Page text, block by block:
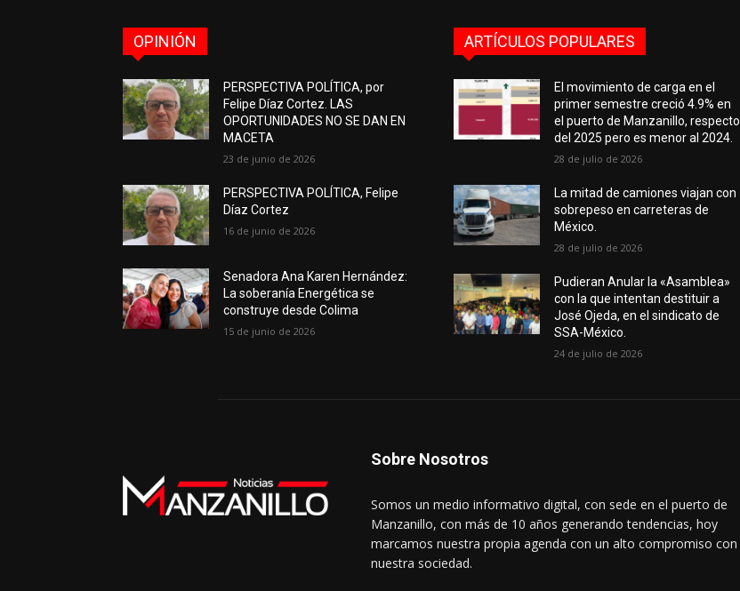
OPINIÓN
PERSPECTIVA POLÍTICA, por
Felipe Díaz Cortez. LAS
OPORTUNIDADES NO SE DAN EN
MACETA
23 de junio de 2026
PERSPECTIVA POLÍTICA, Felipe
Díaz Cortez
16 de junio de 2026
Senadora Ana Karen Hernández:
La soberanía Energética se
construye desde Colima
15 de junio de 2026
ARTÍCULOS POPULARES
El movimiento de carga en el
primer semestre creció 4.9% en
el puerto de Manzanillo, respecto
del 2025 pero es menor al 2024.
28 de julio de 2026
La mitad de camiones viajan con
sobrepeso en carreteras de
México.
28 de julio de 2026
Pudieran Anular la «Asamblea»
con la que intentan destituir a
José Ojeda, en el sindicato de
SSA-México.
24 de julio de 2026
Sobre Nosotros
Somos un medio informativo digital, con sede en el puerto de
Manzanillo, con más de 10 años generando tendencias, hoy
marcamos nuestra propia agenda con un alto compromiso con
nuestra sociedad.